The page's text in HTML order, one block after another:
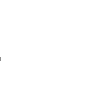
Kadıköy İstanbul